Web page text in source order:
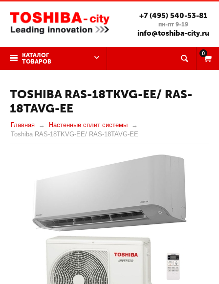
+7 (495) 540-53-81
пн-пт 9-19
info@toshiba-city.ru
КАТАЛОГ
ТОВАРОВ
0
TOSHIBA RAS-18TKVG-EE/ RAS-
18TAVG-EE
Главная
Настенные сплит системы
Toshiba RAS-18TKVG-EE/ RAS-18TAVG-EE